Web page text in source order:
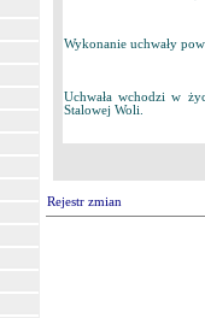
Wykonanie uchwały
Uchwała wchodzi w
Stalowej Woli.
Rejestr zmian